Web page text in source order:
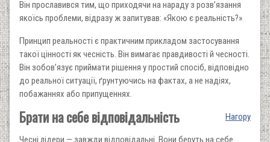
Він прославився тим, що приходячи на нараду з розв’язання
яко­їсь проблеми, відразу ж запитував: «Якою є реальність?»
Принцип реальності є практичним прикладом застосу­вання
такої цінності як чесність. Він вимагає правдивості й чесності.
Він зобов’язує приймати рішення у простий спосіб, відповідно
до реальної ситуації, ґрунтуючись на фактах, а не надіях,
побажаннях або припущеннях.
Нагору
Брати на себе відповідальність
Чесні лідери — завжди відповідальні. Вони беруть на себе